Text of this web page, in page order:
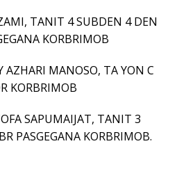
TANIT 4 SUBDEN 4 DEN
KORBRIMOB
AZHARI MANOSO, TA YON C
KORBRIMOB
SAPUMAIJAT, TANIT 3
PASGEGANA KORBRIMOB.